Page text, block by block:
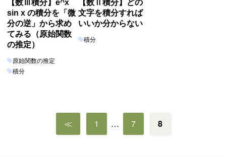
【数Ⅲ積分】e^x
sin x の積分を「微
分の逆」から求め
てみる（原始関数
の推定）
原始関数の推定
積分
【数Ⅱ積分】どの
文字を積分すれば
いいか分からない
積分
稿
≪ 1 … 7 8